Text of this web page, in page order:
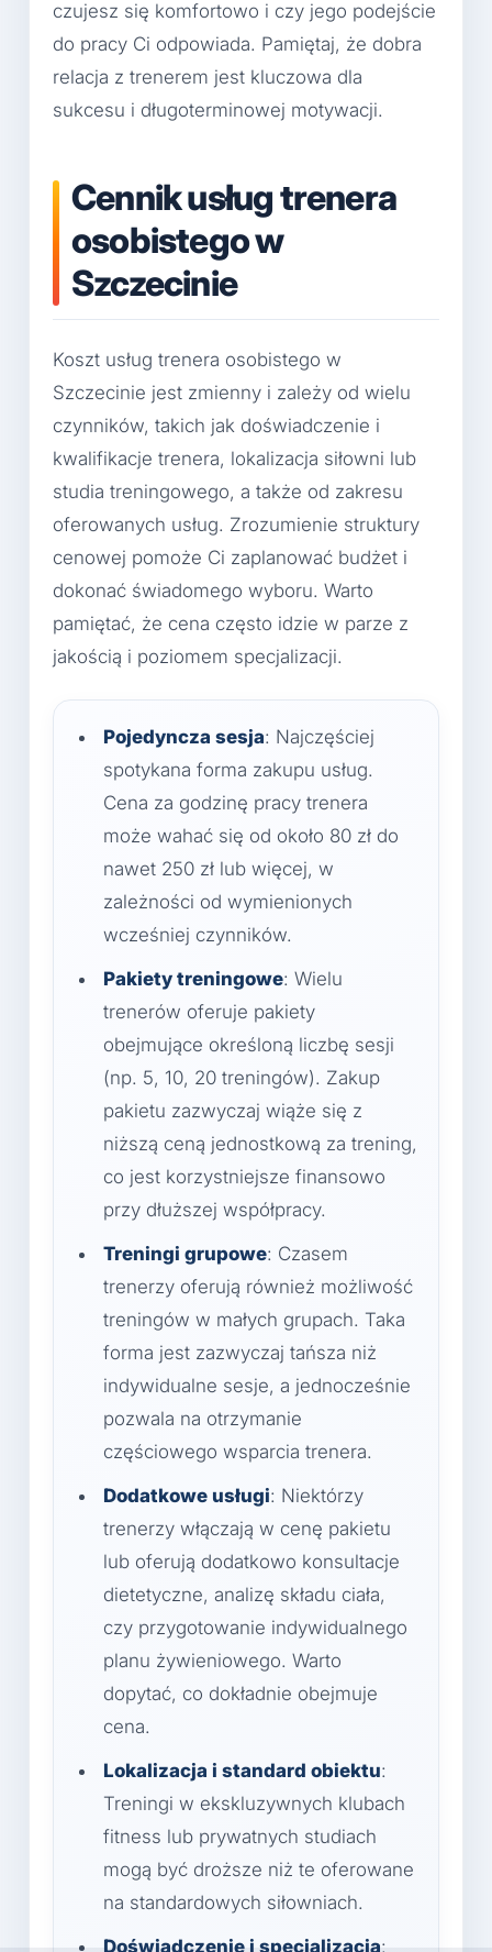
czujesz się komfortowo i czy jego podejście
do pracy Ci odpowiada. Pamiętaj, że dobra
relacja z trenerem jest kluczowa dla
sukcesu i długoterminowej motywacji.
Cennik usług trenera
osobistego w
Szczecinie
Koszt usług trenera osobistego w
Szczecinie jest zmienny i zależy od wielu
czynników, takich jak doświadczenie i
kwalifikacje trenera, lokalizacja siłowni lub
studia treningowego, a także od zakresu
oferowanych usług. Zrozumienie struktury
cenowej pomoże Ci zaplanować budżet i
dokonać świadomego wyboru. Warto
pamiętać, że cena często idzie w parze z
jakością i poziomem specjalizacji.
Pojedyncza sesja: Najczęściej
spotykana forma zakupu usług.
Cena za godzinę pracy trenera
może wahać się od około 80 zł do
nawet 250 zł lub więcej, w
zależności od wymienionych
wcześniej czynników.
Pakiety treningowe: Wielu
trenerów oferuje pakiety
obejmujące określoną liczbę sesji
(np. 5, 10, 20 treningów). Zakup
pakietu zazwyczaj wiąże się z
niższą ceną jednostkową za trening,
co jest korzystniejsze finansowo
przy dłuższej współpracy.
Treningi grupowe: Czasem
trenerzy oferują również możliwość
treningów w małych grupach. Taka
forma jest zazwyczaj tańsza niż
indywidualne sesje, a jednocześnie
pozwala na otrzymanie
częściowego wsparcia trenera.
Dodatkowe usługi: Niektórzy
trenerzy włączają w cenę pakietu
lub oferują dodatkowo konsultacje
dietetyczne, analizę składu ciała,
czy przygotowanie indywidualnego
planu żywieniowego. Warto
dopytać, co dokładnie obejmuje
cena.
Lokalizacja i standard obiektu:
Treningi w ekskluzywnych klubach
fitness lub prywatnych studiach
mogą być droższe niż te oferowane
na standardowych siłowniach.
Doświadczenie i specjalizacja: